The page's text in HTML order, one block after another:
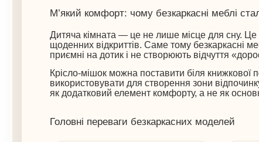
М’який комфорт: чому безкаркасні меблі
Дитяча кімната — це не лише місце для сну. Це
щоденних відкриттів. Саме тому безкаркасні
приємні на дотик і не створюють відчуття
Крісло-мішок можна поставити біля книжкової
використовувати для створення зони
як додатковий елемент комфорту, а не як
Головні переваги безкаркасних моделей